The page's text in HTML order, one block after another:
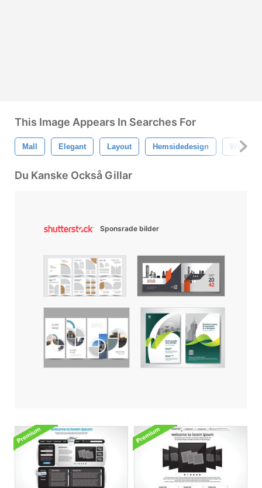
This Image Appears In Searches For
Mall Elegant Layout Hemsidedesign
Du Kanske Också Gillar
Sponsrade bilder